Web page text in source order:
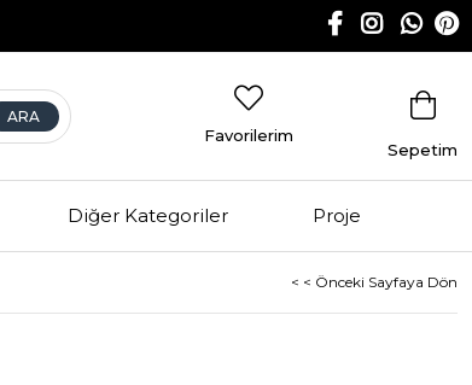
Sepetim
Favorilerim
Diğer Kategoriler Proje
< < Önceki Sayfaya Dön